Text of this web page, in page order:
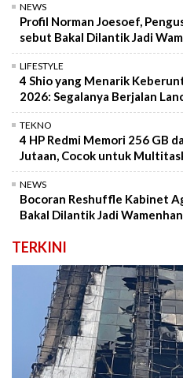
NEWS
Profil Norman Joesoef,
sebut Bakal Dilantik Jadi
LIFESTYLE
4 Shio yang Menarik
2026: Segalanya Berjalan
TEKNO
4 HP Redmi Memori 256 GB
Jutaan, Cocok untuk
NEWS
Bocoran Reshuffle Kabinet
Bakal Dilantik Jadi Wamenhan
TERKINI